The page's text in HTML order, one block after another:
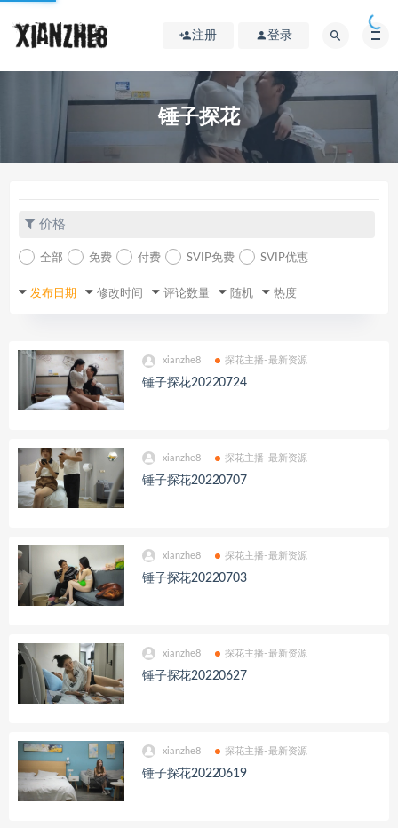
注册 登录
锤子探花
价格
全部 免费 付费 SVIP免费 SVIP优惠
发布日期 修改时间 评论数量 随机 热度
xianzhe8 探花主播-最新资源
锤子探花20220724
xianzhe8 探花主播-最新资源
锤子探花20220707
xianzhe8 探花主播-最新资源
锤子探花20220703
xianzhe8 探花主播-最新资源
锤子探花20220627
xianzhe8 探花主播-最新资源
锤子探花20220619